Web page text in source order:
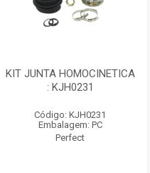
KIT JUNTA HOMOCINETICA
: KJH0231
Código: KJH0231
Embalagem: PC
Perfect